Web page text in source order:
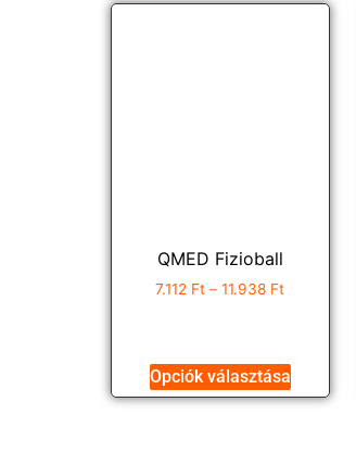
QMED Fizioball
7.112 Ft – 11.938 Ft
Opciók választása